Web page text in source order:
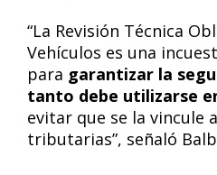
“La Revisión Técnica
Vehículos es una
para garantizar la
tanto debe utilizarse
evitar que se la vincule
tributarias”, señaló